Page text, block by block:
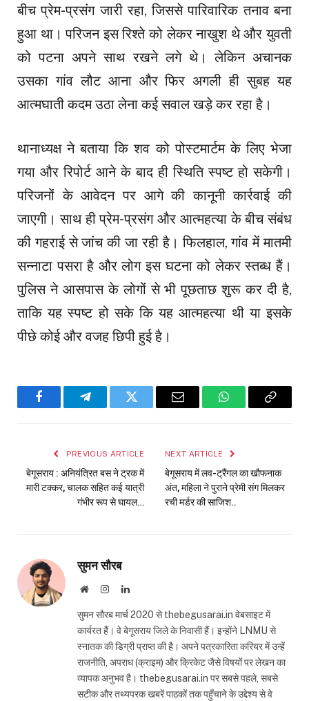
बीच प्रेम-प्रसंग जारी रहा, जिससे पारिवारिक तनाव बना
हुआ था। परिजन इस रिश्ते को लेकर नाखुश थे और युवती
को पटना अपने साथ रखने लगे थे। लेकिन अचानक
उसका गांव लौट आना और फिर अगली ही सुबह यह
आत्मघाती कदम उठा लेना कई सवाल खड़े कर रहा है।
थानाध्यक्ष ने बताया कि शव को पोस्टमार्टम के लिए भेजा
गया और रिपोर्ट आने के बाद ही स्थिति स्पष्ट हो सकेगी।
परिजनों के आवेदन पर आगे की कानूनी कार्रवाई की
जाएगी। साथ ही प्रेम-प्रसंग और आत्महत्या के बीच संबंध
की गहराई से जांच की जा रही है। फिलहाल, गांव में मातमी
सन्नाटा पसरा है और लोग इस घटना को लेकर स्तब्ध हैं।
पुलिस ने आसपास के लोगों से भी पूछताछ शुरू कर दी है,
ताकि यह स्पष्ट हो सके कि यह आत्महत्या थी या इसके
पीछे कोई और वजह छिपी हुई है।
FacebookTelegramTwitter Email WhatsAppCopy
PREVIOUS ARTICLE
बेगूसराय : अनियंत्रित बस ने ट्रक में
मारी टक्कर, चालक सहित कई यात्री
गंभीर रूप से घायल…
NEXT ARTICLE
बेगूसराय में लव-ट्रैंगल का खौफनाक
अंत, महिला ने पुराने प्रेमी संग मिलकर
रची मर्डर की साजिश..
सुमन सौरब
WebsiteInstagramLinkedIn
सुमन सौरब मार्च 2020 से thebegusarai.in वेबसाइट में
कार्यरत हैं। वे बेगूसराय जिले के निवासी हैं। इन्होंने LNMU से
स्नातक की डिग्री प्राप्त की है। अपने पत्रकारिता करियर में उन्हें
राजनीति, अपराध (क्राइम) और क्रिकेट जैसे विषयों पर लेखन का
व्यापक अनुभव है। thebegusarai.in पर सबसे पहले, सबसे
सटीक और तथ्यपरक खबरें पाठकों तक पहुँचाने के उद्देश्य से वे